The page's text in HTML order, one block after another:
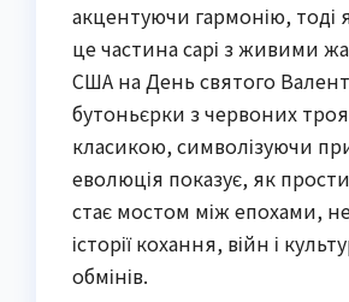
акцентуючи гармонію, тоді
це частина сарі з живими
США на День святого
бутоньєрки з червоних
класикою, символізуючи
еволюція показує, як
стає мостом між епохами,
історії кохання, війн і
обмінів.